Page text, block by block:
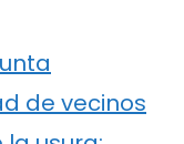
de vecinos